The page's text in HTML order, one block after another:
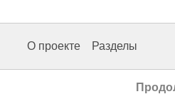
О проекте Разделы